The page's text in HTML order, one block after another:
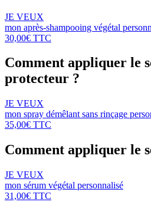
JE VEUX
mon après-shampooing végétal
30,00€ TTC
Comment appliquer le
protecteur ?
JE VEUX
mon spray démêlant sans rinçage
35,00€ TTC
Comment appliquer le
JE VEUX
mon sérum végétal personnalisé
31,00€ TTC